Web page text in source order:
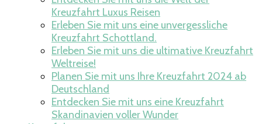
Kreuzfahrt Luxus Reisen
Erleben Sie mit uns eine unvergessliche
Kreuzfahrt Schottland.
Erleben Sie mit uns die ultimative Kreuzfahrt
Weltreise!
Planen Sie mit uns Ihre Kreuzfahrt 2024 ab
Deutschland
Entdecken Sie mit uns eine Kreuzfahrt
Skandinavien voller Wunder